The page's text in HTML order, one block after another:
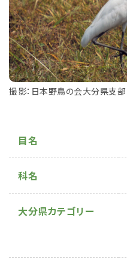
撮影：日本野鳥の会大分県支部
目名
科名
大分県カテゴリー